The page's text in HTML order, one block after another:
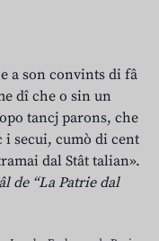
a son convints di fâ
dî che o sin un
tancj parons, che
i secui, cumò di cent
dal Stât talian».
de “La Patrie dal